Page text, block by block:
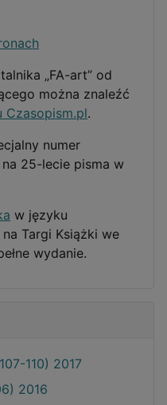
„FA-art” od
można znaleźć
Czasopism.pl.
numer
25-lecie pisma w
w języku
Targi Książki we
wydanie.
110) 2017
2016